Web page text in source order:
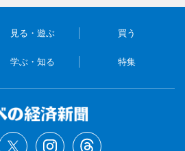
見る・遊ぶ 買う
学ぶ・知る 特集